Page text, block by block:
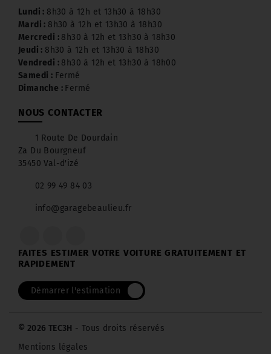
Lundi : 8h30 à 12h et 13h30 à 18h30
Mardi : 8h30 à 12h et 13h30 à 18h30
Mercredi : 8h30 à 12h et 13h30 à 18h30
Jeudi : 8h30 à 12h et 13h30 à 18h30
Vendredi : 8h30 à 12h et 13h30 à 18h00
Samedi : Fermé
Dimanche : Fermé
NOUS CONTACTER
1 Route De Dourdain
Za Du Bourgneuf
35450 Val-d'izé
02 99 49 84 03
info@garagebeaulieu.fr
FAITES ESTIMER VOTRE VOITURE GRATUITEMENT ET
RAPIDEMENT
Démarrer l'estimation
© 2026 TEC3H - Tous droits réservés
Mentions légales